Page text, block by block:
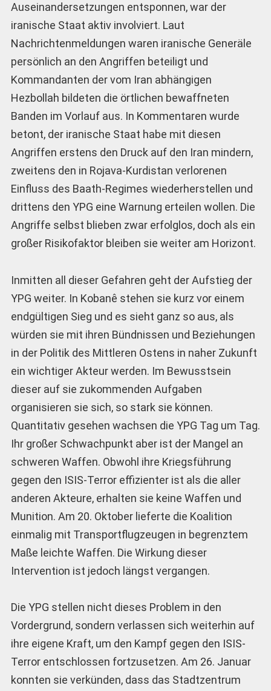
Auseinandersetzungen entsponnen, war der
iranische Staat aktiv involviert. Laut
Nachrichtenmeldungen waren iranische Generäle
persönlich an den Angriffen beteiligt und
Kommandanten der vom Iran abhängigen
Hezbollah bildeten die örtlichen bewaffneten
Banden im Vorlauf aus. In Kommentaren wurde
betont, der iranische Staat habe mit diesen
Angriffen erstens den Druck auf den Iran mindern,
zweitens den in Rojava-Kurdistan verlorenen
Einfluss des Baath-Regimes wiederherstellen und
drittens den YPG eine Warnung erteilen wollen. Die
Angriffe selbst blieben zwar erfolglos, doch als ein
großer Risikofaktor bleiben sie weiter am Horizont.
Inmitten all dieser Gefahren geht der Aufstieg der
YPG weiter. In Kobanê stehen sie kurz vor einem
endgültigen Sieg und es sieht ganz so aus, als
würden sie mit ihren Bündnissen und Beziehungen
in der Politik des Mittleren Ostens in naher Zukunft
ein wichtiger Akteur werden. Im Bewusstsein
dieser auf sie zukommenden Aufgaben
organisieren sie sich, so stark sie können.
Quantitativ gesehen wachsen die YPG Tag um Tag.
Ihr großer Schwachpunkt aber ist der Mangel an
schweren Waffen. Obwohl ihre Kriegsführung
gegen den ISIS-Terror effizienter ist als die aller
anderen Akteure, erhalten sie keine Waffen und
Munition. Am 20. Oktober lieferte die Koalition
einmalig mit Transportflugzeugen in begrenztem
Maße leichte Waffen. Die Wirkung dieser
Intervention ist jedoch längst vergangen.
Die YPG stellen nicht dieses Problem in den
Vordergrund, sondern verlassen sich weiterhin auf
ihre eigene Kraft, um den Kampf gegen den ISIS-
Terror entschlossen fortzusetzen. Am 26. Januar
konnten sie verkünden, dass das Stadtzentrum